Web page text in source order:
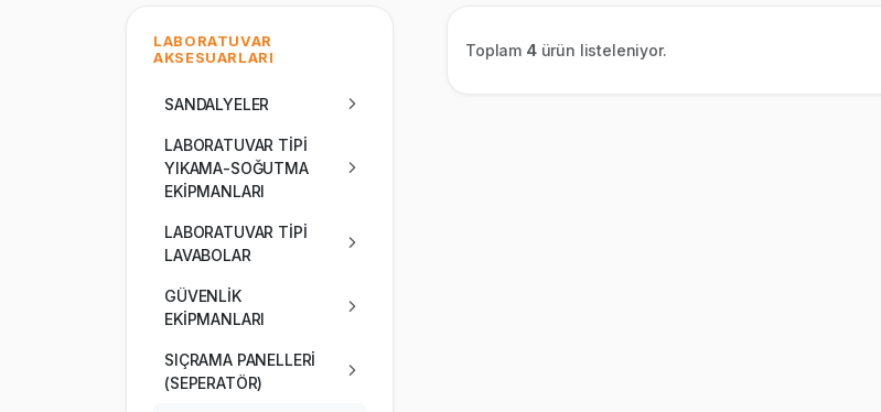
LABORATUVAR
AKSESUARLARI
SANDALYELER
LABORATUVAR TİPİ
YIKAMA-SOĞUTMA
EKİPMANLARI
LABORATUVAR TİPİ
LAVABOLAR
GÜVENLİK
EKİPMANLARI
SIÇRAMA PANELLERİ
(SEPERATÖR)
Toplam 4ürün listeleniyor.